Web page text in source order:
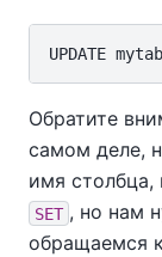
Обратите
самом деле,
имя столбца,
SET , но нам
обращаемся